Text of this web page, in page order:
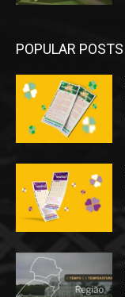
POPULAR POSTS